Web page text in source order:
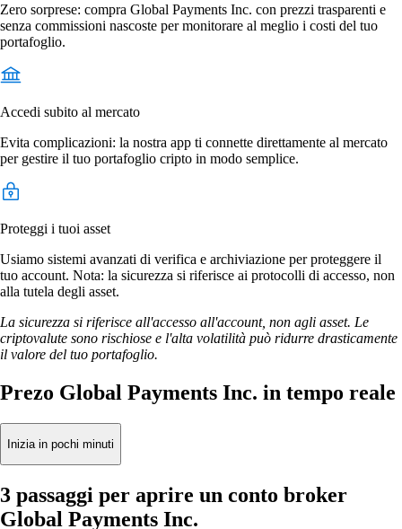
Zero sorprese: compra Global Payments Inc. con prezzi trasparenti e
senza commissioni nascoste per monitorare al meglio i costi del tuo
portafoglio.
Accedi subito al mercato
Evita complicazioni: la nostra app ti connette direttamente al mercato
per gestire il tuo portafoglio cripto in modo semplice.
Proteggi i tuoi asset
Usiamo sistemi avanzati di verifica e archiviazione per proteggere il
tuo account. Nota: la sicurezza si riferisce ai protocolli di accesso, non
alla tutela degli asset.
La sicurezza si riferisce all'accesso all'account, non agli asset. Le
criptovalute sono rischiose e l'alta volatilità può ridurre drasticamente
il valore del tuo portafoglio.
Prezo Global Payments Inc. in tempo reale
Inizia in pochi minuti
3 passaggi per aprire un conto broker
Global Payments Inc.